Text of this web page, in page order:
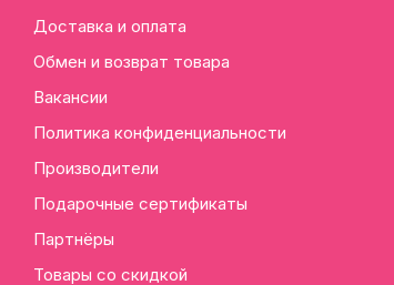
Доставка и оплата
Обмен и возврат товара
Вакансии
Политика конфиденциальности
Производители
Подарочные сертификаты
Партнёры
Товары со скидкой